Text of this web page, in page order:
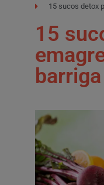
15 sucos detox
15
barriga